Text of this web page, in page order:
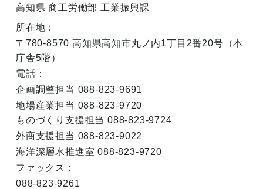
高知県 商工労働部 工業振興課
所在地：
〒780-8570 高知県高知市丸ノ内1丁目2番20号（本
庁舎5階）
電話：
企画調整担当 088-823-9691
地場産業担当 088-823-9720
ものづくり支援担当 088-823-9724
外商支援担当 088-823-9022
海洋深層水推進室 088-823-9720
ファックス：
088-823-9261